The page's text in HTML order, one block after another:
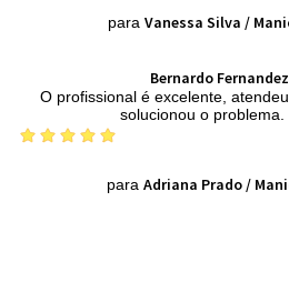
para Vanessa Silva /
Bernardo Fernandez
O profissional é excelente,
solucionou o problema.
para Adriana Prado/